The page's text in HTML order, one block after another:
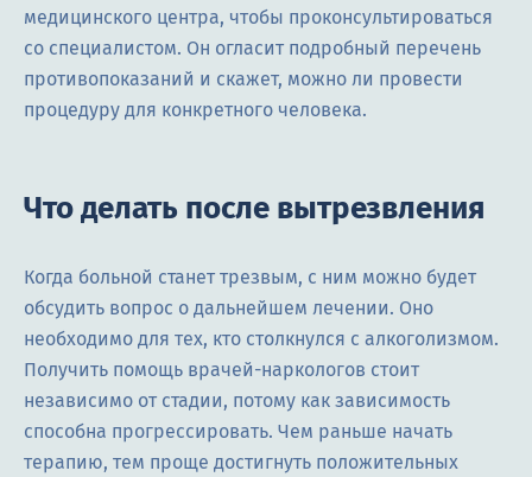
медицинского центра, чтобы проконсультироваться
со специалистом. Он огласит подробный перечень
противопоказаний и скажет, можно ли провести
процедуру для конкретного человека.
Что делать после вытрезвления
Когда больной станет трезвым, с ним можно будет
обсудить вопрос о дальнейшем лечении. Оно
необходимо для тех, кто столкнулся с алкоголизмом.
Получить помощь врачей-наркологов стоит
независимо от стадии, потому как зависимость
способна прогрессировать. Чем раньше начать
терапию, тем проще достигнуть положительных